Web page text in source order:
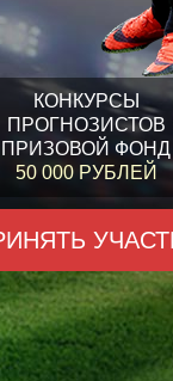
КОНКУРСЫ
ПРОГНОЗИСТОВ
ПРИЗОВОЙ ФОНД
50 000 РУБЛЕЙ